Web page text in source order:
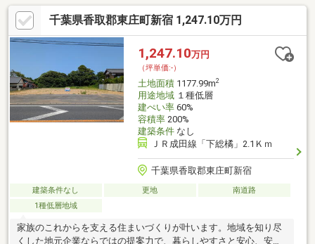
す※・自分がいくらまでのローンを組めるのか知りたい・他社様
で住宅ローンが難しいと言われた、事前審査に落ちてしまった・
転職したばかりで審査に不安がある・お借り入れがある（お車・
カード・キャッシング・リボなど）・お支払いが不安な方・頭金
のご準備が難しい弊社にお気軽にご相談下さいお問い合わせは
ひむか住建043-306-8935まで
千葉県香取郡東庄町新宿 1,247.10万円
1,247.10万円
（坪単価:-）
土地面積1177.99m2
用途地域１種低層
建ぺい率60%
容積率200%
建築条件なし
ＪＲ成田線「下総橘」2.1Ｋｍ
千葉県香取郡東庄町新宿
建築条件なし 更地
南道路
1種低層地域
家族のこれからを支える住まいづくりが叶います。地域を知り尽
くした地元企業ならではの提案力で、暮らしやすさと安心、安全